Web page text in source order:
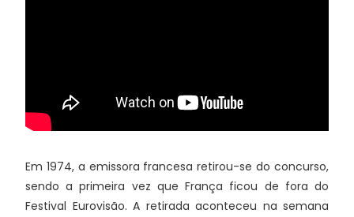
Em 1974, a emissora francesa retirou-se do concurso,
sendo a primeira vez que França ficou de fora do
Festival Eurovisão. A retirada aconteceu na semana